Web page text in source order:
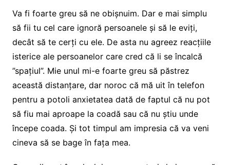
Va fi foarte greu să ne obișnuim. Dar e mai simplu
să fii tu cel care ignoră persoanele și să le eviți,
decât să te cerți cu ele. De asta nu agreez reacțiile
isterice ale persoanelor care cred că li se încalcă
”spațiul”. Mie unul mi-e foarte greu să păstrez
această distanțare, dar noroc că mă uit în telefon
pentru a potoli anxietatea dată de faptul că nu pot
să fiu mai aproape la coadă sau că nu știu unde
începe coada. Și tot timpul am impresia că va veni
cineva să se bage în fața mea.